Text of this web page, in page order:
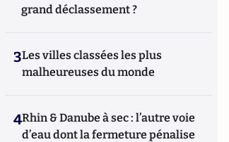
grand déclassement ?
3Les villes classées les plus
malheureuses du monde
4Rhin & Danube à sec : l’autre voie
d’eau dont la fermeture pénalise